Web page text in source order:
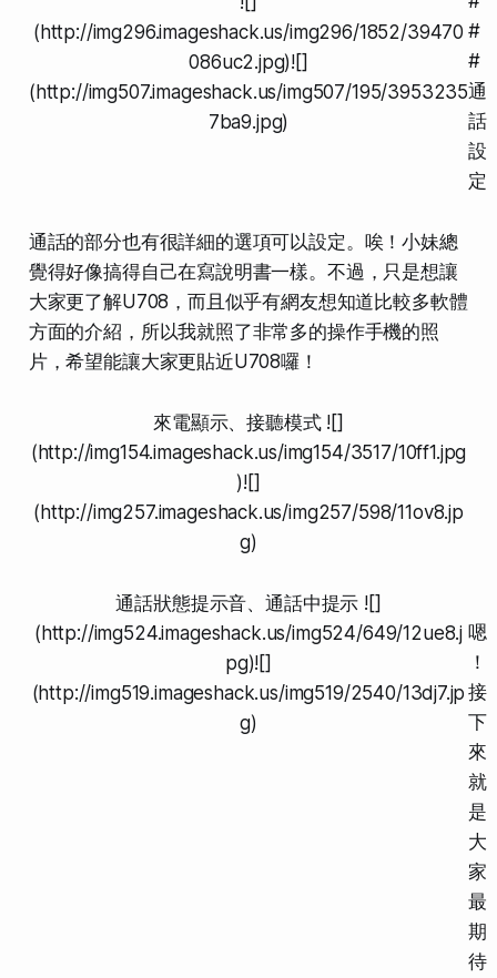
(http://img296.imageshack.us/img296/1852/39470
086uc2.jpg)![]
(http://img507.imageshack.us/img507/195/3953235
7ba9.jpg)
#
#
通
話
設
定
通話的部分也有很詳細的選項可以設定。唉！小妹總
覺得好像搞得自己在寫說明書一樣。不過，只是想讓
大家更了解U708，而且似乎有網友想知道比較多軟體
方面的介紹，所以我就照了非常多的操作手機的照
片，希望能讓大家更貼近U708囉！
來電顯示、接聽模式![]
(http://img154.imageshack.us/img154/3517/10ff1.jpg
)![]
(http://img257.imageshack.us/img257/598/11ov8.jp
g)
通話狀態提示音、通話中提示 ![]
(http://img524.imageshack.us/img524/649/12ue8.j
pg)![]
(http://img519.imageshack.us/img519/2540/13dj7.jp
g)
嗯
！
接
下
來
就
是
大
家
最
期
待